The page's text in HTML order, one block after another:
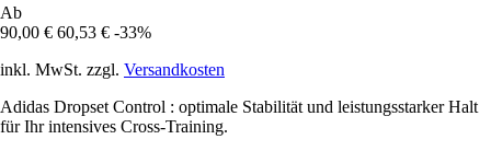
Ab
90,00 € 60,53 € -33%
inkl. MwSt. zzgl. Versandkosten
Adidas Dropset Control : optimale Stabilität und leistungsstarker Halt
für Ihr intensives Cross-Training.